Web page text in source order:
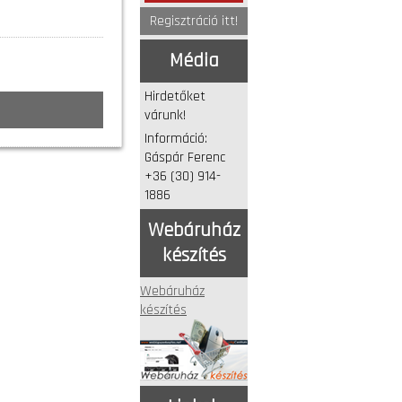
Regisztráció itt!
Média
Hirdetőket
várunk!
Információ:
Gáspár Ferenc
+36 (30) 914-
1886
Webáruház
készítés
Webáruház
készítés